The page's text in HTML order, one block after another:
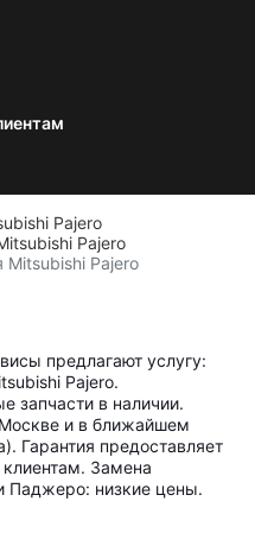
Pajero
Pajero
Mitsubishi Pajero
предлагают услугу:
Pajero.
запчасти в наличии.
и в ближайшем
Гарантия предоставляет
Замена
Паджеро: низкие цены.